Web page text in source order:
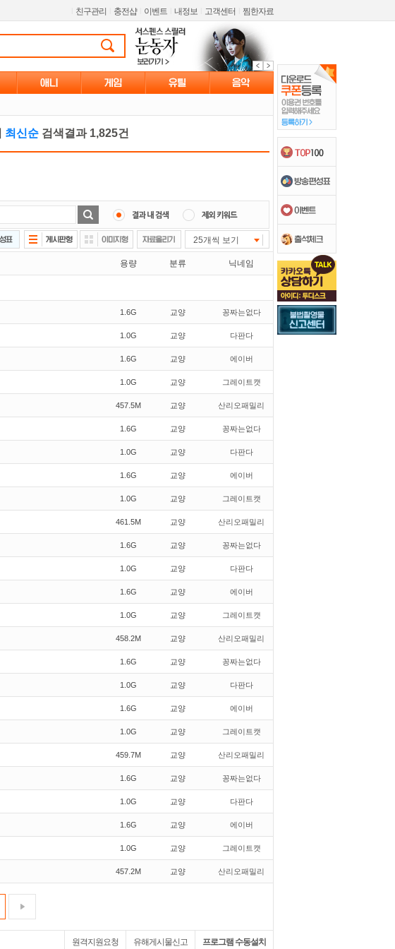
친구관리 충전샵 이벤트 내정보 고객센터 찜한자료
최신순검색결과 1,825건
25개씩 보기
용량 분류 닉네임
1.6G 교양 꽁짜는없다
1.0G 교양 다판다
1.6G 교양 에이버
1.0G 교양 그레이트캣
457.5M 교양 산리오패밀리
1.6G 교양 꽁짜는없다
1.0G 교양 다판다
1.6G 교양 에이버
1.0G 교양 그레이트캣
461.5M 교양 산리오패밀리
1.6G 교양 꽁짜는없다
1.0G 교양 다판다
1.6G 교양 에이버
1.0G 교양 그레이트캣
458.2M 교양 산리오패밀리
1.6G 교양 꽁짜는없다
1.0G 교양 다판다
1.6G 교양 에이버
1.0G 교양 그레이트캣
459.7M 교양 산리오패밀리
1.6G 교양 꽁짜는없다
1.0G 교양 다판다
1.6G 교양 에이버
1.0G 교양 그레이트캣
457.2M 교양 산리오패밀리
원격지원요청 유해게시물신고 프로그램 수동설치